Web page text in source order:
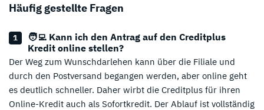
Häufig gestellte Fragen
🧑‍💻 Kann ich den Antrag auf den Creditplus
Kredit online stellen?
Der Weg zum Wunschdarlehen kann über die Filiale und
durch den Postversand begangen werden, aber online geht
es deutlich schneller. Daher wirbt die Creditplus für ihren
Online-Kredit auch als Sofortkredit. Der Ablauf ist vollständig